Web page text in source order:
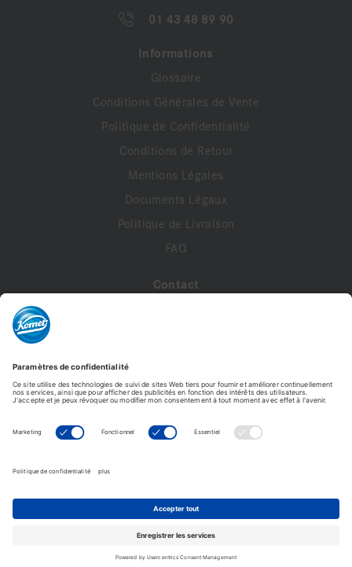
Ajouter au panier
01 43 48 89 90
Informations
Glossaire
Conditions Générales de Vente
Politique de Confidentialité
Conditions de Retour
Mentions Légales
Documents Légaux
Politique de Livraison
FAQ
Contact
Profil de compte
Commandes
Komet France - Copyright © 2026 - Tous droits réservés -
Reproduction interdite. © Photos non contractuelles.